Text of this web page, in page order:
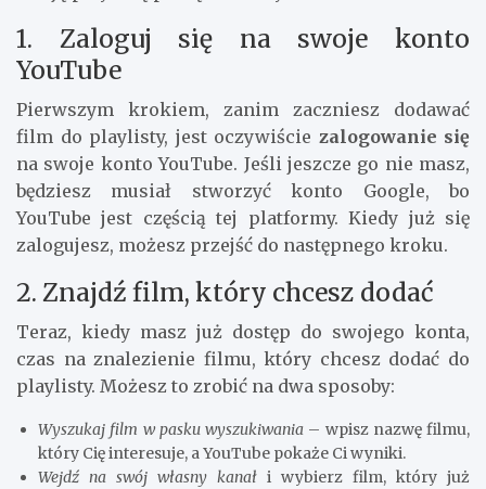
1. Zaloguj się na swoje konto
YouTube
Pierwszym krokiem, zanim zaczniesz dodawać
film do playlisty, jest oczywiście zalogowanie się
na swoje konto YouTube. Jeśli jeszcze go nie masz,
będziesz musiał stworzyć konto Google, bo
YouTube jest częścią tej platformy. Kiedy już się
zalogujesz, możesz przejść do następnego kroku.
2. Znajdź film, który chcesz dodać
Teraz, kiedy masz już dostęp do swojego konta,
czas na znalezienie filmu, który chcesz dodać do
playlisty. Możesz to zrobić na dwa sposoby:
Wyszukaj film w pasku wyszukiwania – wpisz nazwę filmu,
który Cię interesuje, a YouTube pokaże Ci wyniki.
Wejdź na swój własny kanał i wybierz film, który już